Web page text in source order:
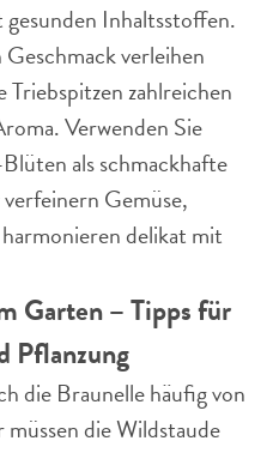
Inhaltsstoffen.
verleihen
zahlreichen
Verwenden Sie
als schmackhafte
Gemüse,
delikat mit
Garten – Tipps für
Pflanzung
die Braunelle häufig von
die Wildstaude